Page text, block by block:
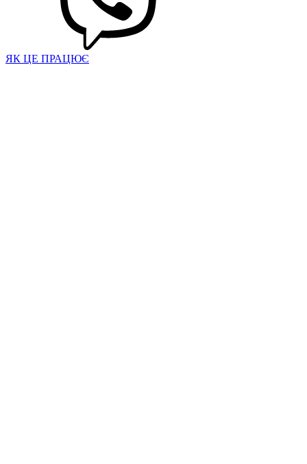
ЯК ЦЕ ПРАЦЮЄ